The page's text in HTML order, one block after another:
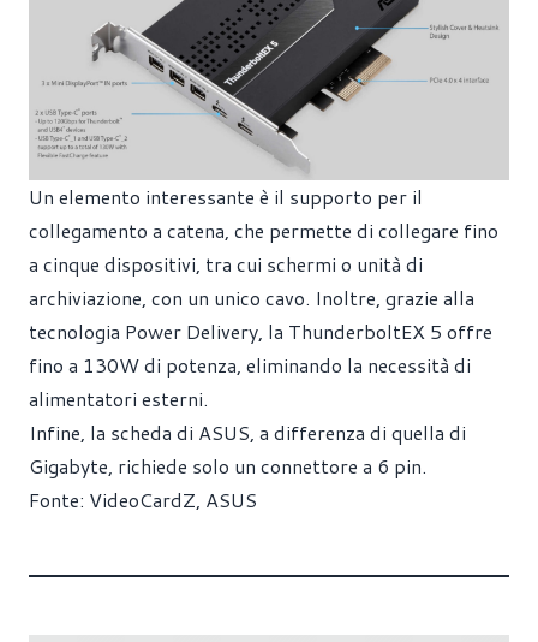
Un elemento interessante è il supporto per il
collegamento a catena, che permette di collegare fino
a cinque dispositivi, tra cui schermi o unità di
archiviazione, con un unico cavo. Inoltre, grazie alla
tecnologia Power Delivery, la ThunderboltEX 5 offre
fino a 130W di potenza, eliminando la necessità di
alimentatori esterni.
Infine, la scheda di ASUS, a differenza di quella di
Gigabyte, richiede solo un connettore a 6 pin.
Fonte: VideoCardZ, ASUS